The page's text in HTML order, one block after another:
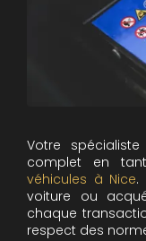
Votre
complet en
véhicules à Nice.
voiture ou
chaque
respect des